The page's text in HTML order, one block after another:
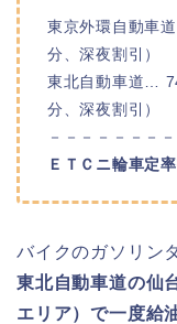
東京外環自動車
分、深夜割引）
東北自動車道…
分、深夜割引）
－－－－－－－
ＥＴＣニ輪車定率
バイクのガソリン
東北自動車道の仙
エリア）で一度給